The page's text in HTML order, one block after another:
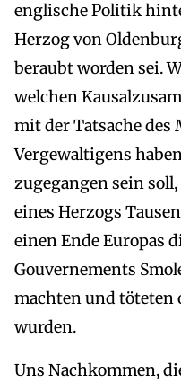
englische Politik
Herzog von
beraubt worden sei.
welchen
mit der Tatsache des
Vergewaltigens
zugegangen sein
eines Herzogs
einen Ende Europas
Gouvernements
machten und töteten
wurden.
Uns Nachkommen,